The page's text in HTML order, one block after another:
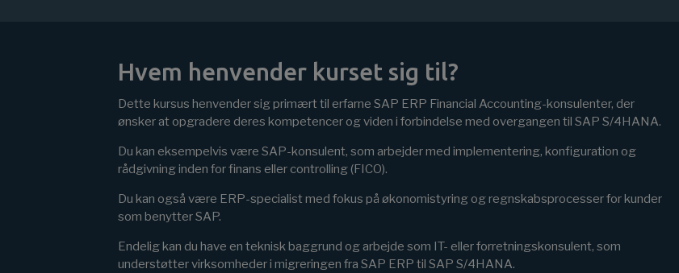
Hvem henvender kurset sig til?
Dette kursus henvender sig primært til erfarne SAP ERP Financial Accounting-konsulenter, der
ønsker at opgradere deres kompetencer og viden i forbindelse med overgangen til SAP S/4HANA.
Du kan eksempelvis være SAP-konsulent, som arbejder med implementering, konfiguration og
rådgivning inden for finans eller controlling (FICO).
Du kan også være ERP-specialist med fokus på økonomistyring og regnskabsprocesser for kunder
som benytter SAP.
Endelig kan du have en teknisk baggrund og arbejde som IT- eller forretningskonsulent, som
understøtter virksomheder i migreringen fra SAP ERP til SAP S/4HANA.